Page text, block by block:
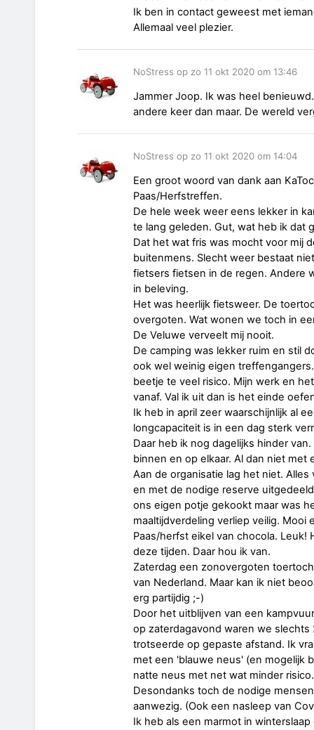
Ik ben in contact geweest met
Allemaal veel plezier.
NoStress op zo 11 okt 2020 om 13:46
Jammer Joop. Ik was heel
andere keer dan maar. De wereld
NoStress op zo 11 okt 2020 om 14:04
Een groot woord van dank aan
Paas/Herfstreffen.
De hele week weer eens lekker in
te lang geleden. Gut, wat heb ik dat
Dat het wat fris was mocht voor mij
buitenmens. Slecht weer bestaat
fietsers fietsen in de regen. Andere
in beleving.
Het was heerlijk fietsweer. De
overgoten. Wat wonen we toch in
De Veluwe verveelt mij nooit.
De camping was lekker ruim en stil
ook wel weinig eigen
beetje te veel risico. Mijn werk en
vanaf. Val ik uit dan is het einde
Ik heb in april zeer waarschijnlijk al
longcapaciteit is in een dag sterk
Daar heb ik nog dagelijks hinder
binnen en op elkaar. Al dan niet met
Aan de organisatie lag het niet.
en met de nodige reserve
ons eigen potje gekookt maar was
maaltijdverdeling verliep veilig. Mooi
Paas/herfst eikel van chocola. Leuk!
deze tijden. Daar hou ik van.
Zaterdag een zonovergoten
van Nederland. Maar kan ik niet
erg partijdig ;-)
Door het uitblijven van een
op zaterdagavond waren we
trotseerde op gepaste afstand. Ik
met een 'blauwe neus' (en mogelijk
natte neus met net wat minder risico.
Desondanks toch de nodige
aanwezig. (Ook een nasleep van
Ik heb als een marmot in